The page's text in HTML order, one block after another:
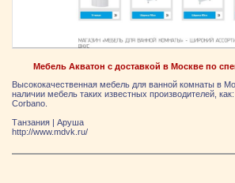
Мебель Акватон с доставкой в Москве по
Высококачественная мебель для ванной комнаты в
наличии мебель таких известных производителей,
Corbano.
Танзания
Аруша
http://www.mdvk.ru/